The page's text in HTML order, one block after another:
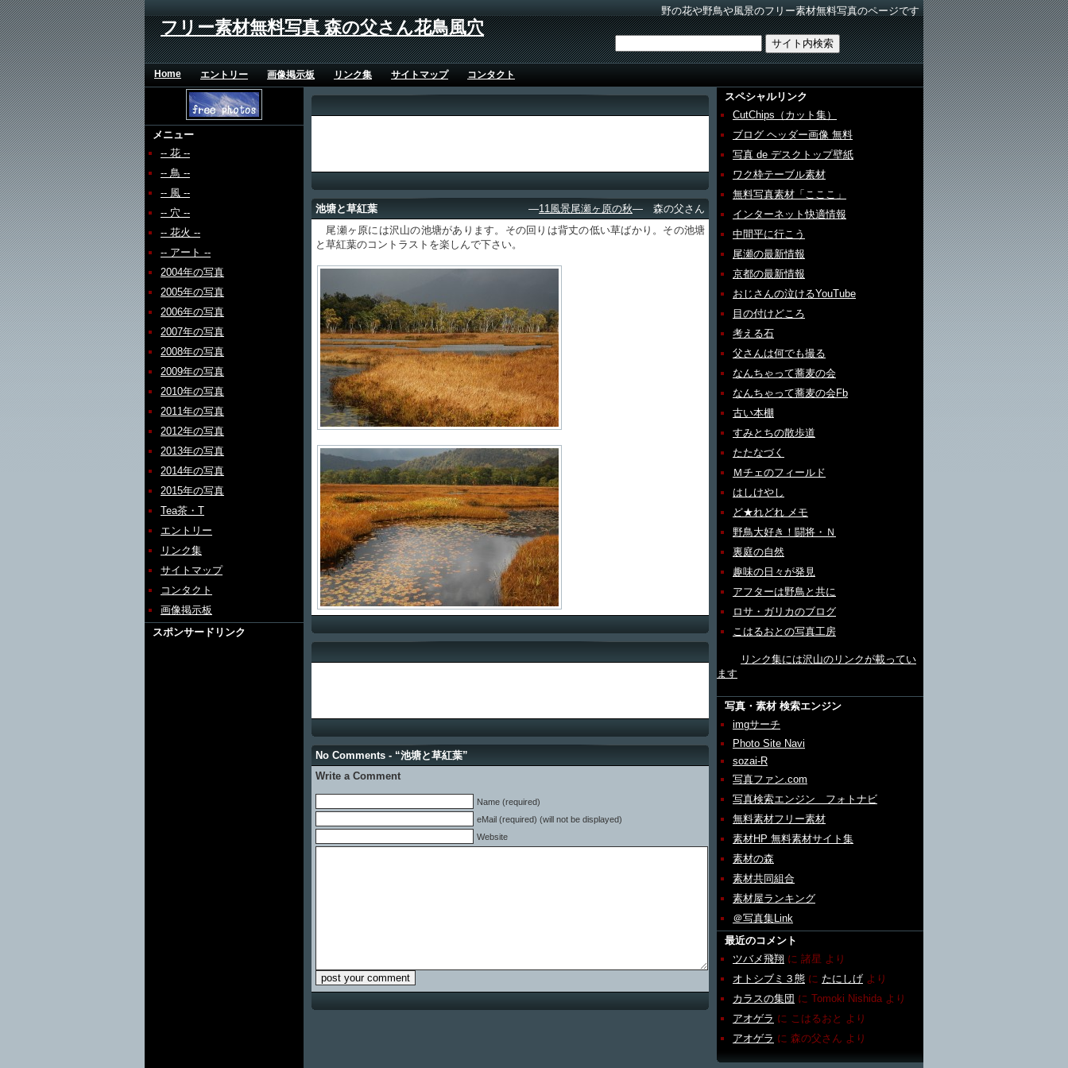
野の花や野鳥や風景のフリー素材無料写真のページです
フリー素材無料写真 森の父さん花鳥風穴
Home エントリー 画像掲示板 リンク集 サイトマップ コンタクト
メニュー
-- 花 --
-- 鳥 --
-- 風 --
-- 穴 --
-- 花火 --
-- アート --
2004年の写真
2005年の写真
2006年の写真
2007年の写真
2008年の写真
2009年の写真
2010年の写真
2011年の写真
2012年の写真
2013年の写真
2014年の写真
2015年の写真
Tea茶・T
エントリー
リンク集
サイトマップ
コンタクト
画像掲示板
スポンサードリンク
池塘と草紅葉 ―11風景尾瀬ヶ原の秋― 森の父さん
尾瀬ヶ原には沢山の池塘があります。その回りは背丈の低い草ばかり。その池塘
と草紅葉のコントラストを楽しんで下さい。
No Comments - “池塘と草紅葉”
Write a Comment
Name (required)
eMail (required) (will not be displayed)
Website
スペシャルリンク
CutChips（カット集）
ブログ ヘッダー画像 無料
写真 de デスクトップ壁紙
ワク枠テーブル素材
無料写真素材「こここ」
インターネット快適情報
中間平に行こう
尾瀬の最新情報
京都の最新情報
おじさんの泣けるYouTube
目の付けどころ
考える石
父さんは何でも撮る
なんちゃって蕎麦の会
なんちゃって蕎麦の会Fb
古い本棚
すみとちの散歩道
たたなづく
Ｍチェのフィールド
はしけやし
ど★れどれ メモ
野鳥大好き！闘将・Ｎ
裏庭の自然
趣味の日々が発見
アフターは野鳥と共に
ロサ・ガリカのブログ
こはるおとの写真工房
リンク集には沢山のリンクが載ってい
ます
写真・素材 検索エンジン
imgサーチ
Photo Site Navi
sozai-R
写真ファン.com
写真検索エンジン フォトナビ
無料素材フリー素材
素材HP 無料素材サイト集
素材の森
素材共同組合
素材屋ランキング
＠写真集Link
最近のコメント
ツバメ飛翔 に 諸星 より
オトシブミ３態 に たにしげ より
カラスの集団 に Tomoki Nishida より
アオゲラ に こはるおと より
アオゲラ に 森の父さん より